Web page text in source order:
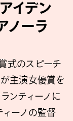
イデン
ノーラ
式のスピーチ
が主演女優賞を
ンティーノに
ィーノの監督